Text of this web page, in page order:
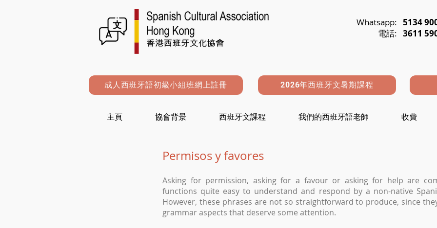
Whatsapp: 5134
電話: 3611
成人西班牙語初級小組班網上註冊 2026年西班牙文暑期課程
主頁 協會背景 西班牙文課程 我們的西班牙語老師 收費
Permisos y favores
Asking for permission, asking for a favour or asking for help are
functions quite easy to understand and respond by a non-native
However, these phrases are not so straightforward to produce, since
grammar aspects that deserve some attention.